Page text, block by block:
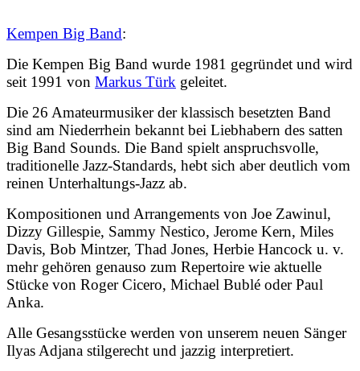
Kempen Big Band:
Die Kempen Big Band wurde 1981 gegründet und wird
seit 1991 von Markus Türk geleitet.
Die 26 Amateurmusiker der klassisch besetzten Band
sind am Niederrhein bekannt bei Liebhabern des satten
Big Band Sounds. Die Band spielt anspruchsvolle,
traditionelle Jazz-Standards, hebt sich aber deutlich vom
reinen Unterhaltungs-Jazz ab.
Kompositionen und Arrangements von Joe Zawinul,
Dizzy Gillespie, Sammy Nestico, Jerome Kern, Miles
Davis, Bob Mintzer, Thad Jones, Herbie Hancock u. v.
mehr gehören genauso zum Repertoire wie aktuelle
Stücke von Roger Cicero, Michael Bublé oder Paul
Anka.
Alle Gesangsstücke werden von unserem neuen Sänger
Ilyas Adjana stilgerecht und jazzig interpretiert.